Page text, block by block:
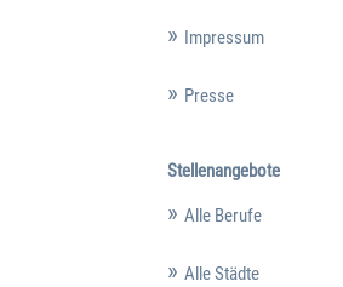
Impressum
Presse
Stellenangebote
Alle Berufe
Alle Städte